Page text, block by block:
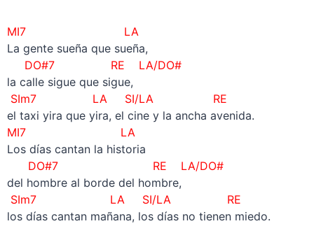
MI7 LA
La gente sueña que sueña,
DO#7 RE LA/DO#
la calle sigue que sigue,
SIm7 LA SI/LA RE
el taxi yira que yira, el cine y la ancha avenida.
MI7 LA
Los días cantan la historia
DO#7 RE LA/DO#
del hombre al borde del hombre,
SIm7 LA SI/LA RE
los días cantan mañana, los días no tienen miedo.